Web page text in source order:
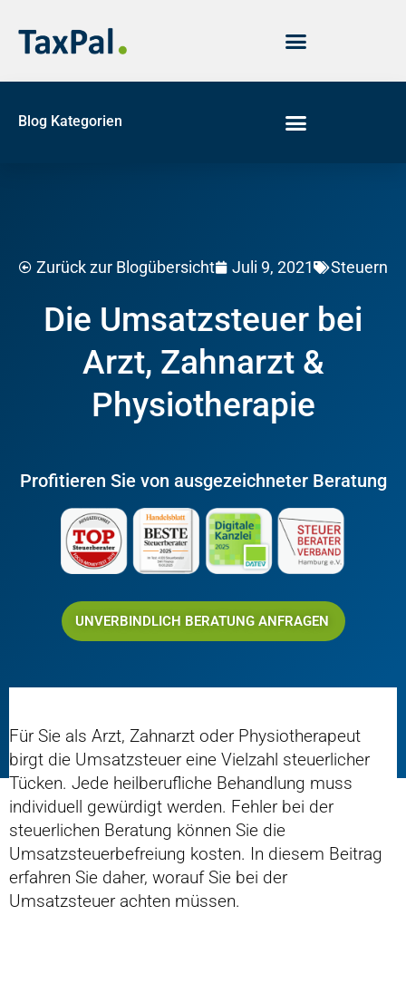
Blog Kategorien
Zurück zur Blogübersicht Juli 9, 2021 Steuern
Die Umsatzsteuer bei
Arzt, Zahnarzt &
Physiotherapie
Profitieren Sie von ausgezeichneter Beratung
UNVERBINDLICH BERATUNG ANFRAGEN
Für Sie als Arzt, Zahnarzt oder Physiotherapeut
birgt die Umsatzsteuer eine Vielzahl steuerlicher
Tücken. Jede heilberufliche Behandlung muss
individuell gewürdigt werden. Fehler bei der
steuerlichen Beratung können Sie die
Umsatzsteuerbefreiung kosten. In diesem Beitrag
erfahren Sie daher, worauf Sie bei der
Umsatzsteuer achten müssen.